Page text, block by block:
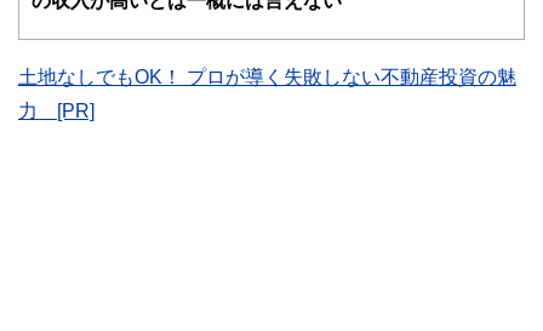
ドバイザー、DCプランナー、公認会計士、社会保険労務
かしく感じられる年金や税金、相続、保険、ローンなどの話
をわかりやすく発信している点です。
土地なしでもOK！ プロが導く失敗しない不動産投資の魅
力 [PR]